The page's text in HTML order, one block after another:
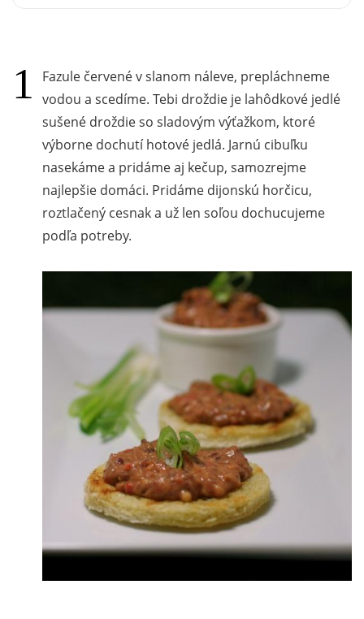
Fazule červené v slanom náleve, prepláchneme
vodou a scedíme. Tebi droždie je lahôdkové jedlé
sušené droždie so sladovým výťažkom, ktoré
výborne dochutí hotové jedlá. Jarnú cibuľku
nasekáme a pridáme aj kečup, samozrejme
najlepšie domáci. Pridáme dijonskú horčicu,
roztlačený cesnak a už len soľou dochucujeme
podľa potreby.